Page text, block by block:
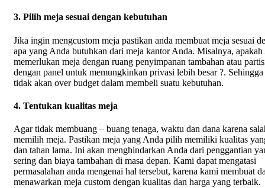
3. Pilih meja sesuai dengan kebutuhan
Jika ingin mengcustom meja pastikan anda membuat meja sesuai
apa yang Anda butuhkan dari meja kantor Anda. Misalnya,
memerlukan meja dengan ruang penyimpanan tambahan atau
dengan panel untuk memungkinkan privasi lebih besar ?. Sehingga
tidak akan over budget dalam membeli suatu kebutuhan.
4. Tentukan kualitas meja
Agar tidak membuang – buang tenaga, waktu dan dana karena
memilih meja. Pastikan meja yang Anda pilih memiliki kualitas
dan tahan lama. Ini akan menghindarkan Anda dari penggantian
sering dan biaya tambahan di masa depan. Kami dapat mengatasi
permasalahan anda mengenai hal tersebut, karena kami membuat
menawarkan meja custom dengan kualitas dan harga yang terbaik.